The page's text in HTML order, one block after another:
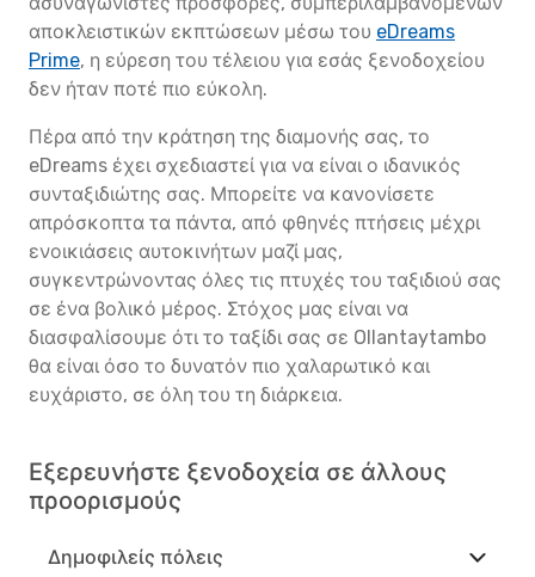
αποκλειστικών εκπτώσεων μέσω του eDreams
Prime, η εύρεση του τέλειου για εσάς ξενοδοχείου
δεν ήταν ποτέ πιο εύκολη.
Πέρα από την κράτηση της διαμονής σας, το
eDreams έχει σχεδιαστεί για να είναι ο ιδανικός
συνταξιδιώτης σας. Μπορείτε να κανονίσετε
απρόσκοπτα τα πάντα, από φθηνές πτήσεις μέχρι
ενοικιάσεις αυτοκινήτων μαζί μας,
συγκεντρώνοντας όλες τις πτυχές του ταξιδιού σας
σε ένα βολικό μέρος. Στόχος μας είναι να
διασφαλίσουμε ότι το ταξίδι σας σε Ollantaytambo
θα είναι όσο το δυνατόν πιο χαλαρωτικό και
ευχάριστο, σε όλη του τη διάρκεια.
Εξερευνήστε ξενοδοχεία σε άλλους
προορισμούς
Δημοφιλείς πόλεις